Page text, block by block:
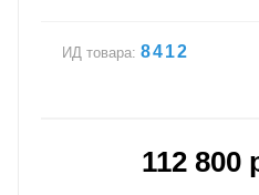
ИД товара: 8412
112 800